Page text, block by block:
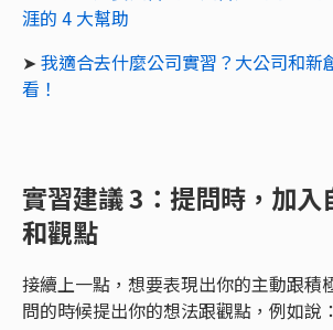
涯的 4 大幫助
➤ 我適合去什麼公司實習？大公司和新
看！
實習建議 3：提問時，加入
和觀點
接續上一點，想要表現出你的主動跟積
問的時候提出你的想法跟觀點，例如說：